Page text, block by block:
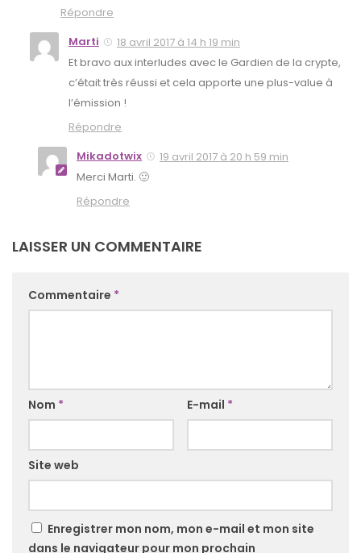
Répondre
Marti
18 avril 2017 à 14 h 19 min
Et bravo aux interludes avec le Gardien de la crypte,
c’était très réussi et cela apporte une plus-value à
l’émission !
Répondre
Mikadotwix
19 avril 2017 à 20 h 59 min
Merci Marti. 🙂
Répondre
LAISSER UN COMMENTAIRE
Commentaire *
Nom * E-mail *
Site web
Enregistrer mon nom, mon e-mail et mon site
dans le navigateur pour mon prochain